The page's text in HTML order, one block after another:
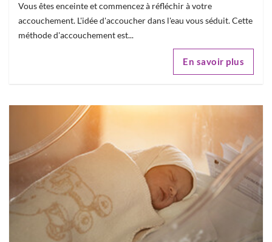
Vous êtes enceinte et commencez à réfléchir à votre
accouchement. L'idée d'accoucher dans l'eau vous séduit. Cette
méthode d'accouchement est...
En savoir plus